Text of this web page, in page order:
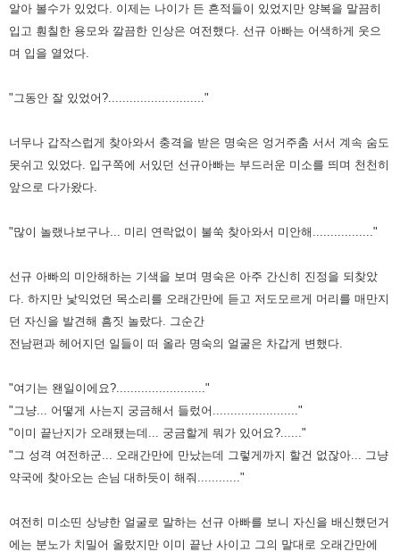
알아 볼수가 있었다. 이제는 나이가 든 흔적들이 있었지만 양복을 말끔히
입고 훤칠한 용모와 깔끔한 인상은 여전했다. 선규 아빠는 어색하게 웃으
며 입을 열었다.
"그동안 잘 있었어?..........................."
너무나 갑작스럽게 찾아와서 충격을 받은 명숙은 엉거주춤 서서 계속 숨도
못쉬고 있었다. 입구쪽에 서있던 선규아빠는 부드러운 미소를 띄며 천천히
앞으로 다가왔다.
"많이 놀랬나보구나... 미리 연락없이 불쑥 찾아와서 미안해................."
선규 아빠의 미안해하는 기색을 보며 명숙은 아주 간신히 진정을 되찾았
다. 하지만 낯익었던 목소리를 오래간만에 듣고 저도모르게 머리를 매만지
던 자신을 발견해 흠짓 놀랐다. 그순간
전남편과 헤어지던 일들이 떠 올라 명숙의 얼굴은 차갑게 변했다.
"여기는 왠일이에요?........................."
"그냥... 어떻게 사는지 궁금해서 들렀어........................"
"이미 끝난지가 오래됐는데... 궁금할게 뭐가 있어요?......"
"그 성격 여전하군... 오래간만에 만났는데 그렇게까지 할건 없잖아... 그냥
약국에 찾아오는 손님 대하듯이 해줘............"
여전히 미소띤 상냥한 얼굴로 말하는 선규 아빠를 보니 자신을 배신했던거
에는 분노가 치밀어 올랐지만 이미 끝난 사이고 그의 말대로 오래간만에